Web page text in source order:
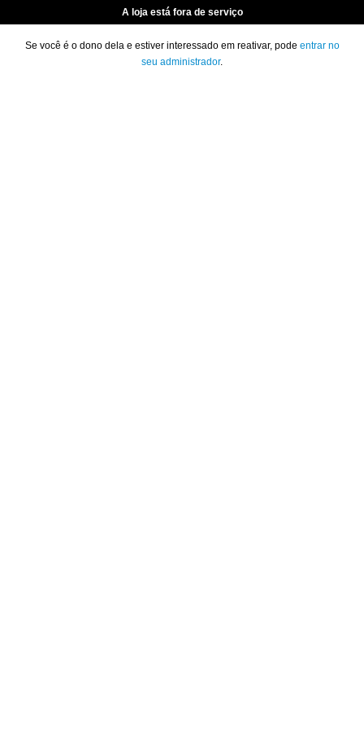
A loja está fora de serviço
Se você é o dono dela e estiver interessado em reativar, pode entrar no
seu administrador.